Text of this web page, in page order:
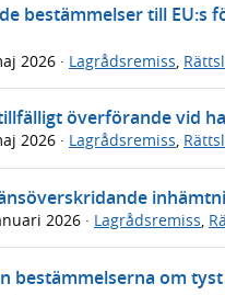
bestämmelser till
2026 · Lagrådsremiss
överförande vid
2026 · Lagrådsremiss,
2026 · Lagrådsremiss,
bestämmelserna om